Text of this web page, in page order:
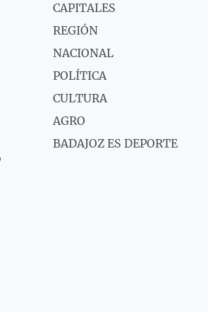
CAPITALES
REGIÓN
NACIONAL
POLÍTICA
CULTURA
AGRO
BADAJOZ ES DEPORTE